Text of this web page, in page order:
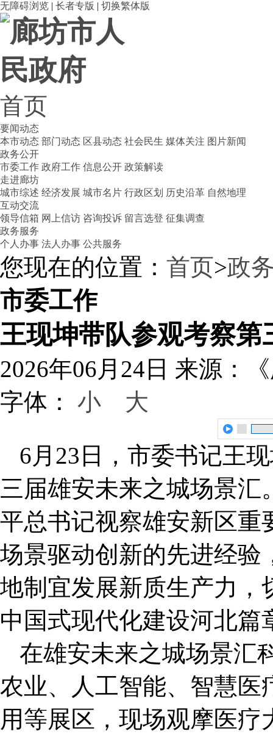
无障碍浏览 | 长者专版 | 切换繁体版
首页
要闻动态
本市动态 部门动态 区县动态 社会民生 媒体关注 图片新闻
政务公开
市委工作 政府工作 信息公开 政策解读
走进廊坊
城市综述 经济发展 城市名片 行政区划 历史沿革 自然地理
互动交流
领导信箱 网上信访 咨询投诉 留言选登 征集调查
政务服务
个人办事 法人办事 公共服务
您现在的位置： 首页>政
市委工作
王现坤带队参观考察
2026年06月24日 来源：
字体： 小 大
6月23日，市委书记王
三届雄安未来之城场景
平总书记视察雄安新区重
场景驱动创新的先进经验
地制宜发展新质生产力，
中国式现代化建设河北篇
在雄安未来之城场景汇
农业、人工智能、智慧医
用等展区，现场观摩医